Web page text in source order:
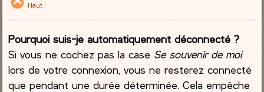
Haut
Pourquoi suis-je automatiquement déconnecté ?
Si vous ne cochez pas la case Se souvenir de moi
lors de votre connexion, vous ne resterez connecté
que pendant une durée déterminée. Cela empêche